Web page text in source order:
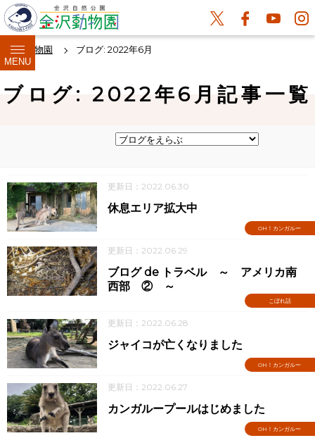
MENU
金沢動物園 ブログ: 2022年6月
ブログ: 2022年6月記事一覧
更新日：2022.06.30
OH！カンガルー
休息エリア拡大中
更新日：2022.06.29
こぼれ話
ブログ de トラベル ～ アメリカ南
西部 ② ～
更新日：2022.06.28
OH！カンガルー
ジャイコが亡くなりました
更新日：2022.06.27
OH！カンガルー
カンガループールはじめました